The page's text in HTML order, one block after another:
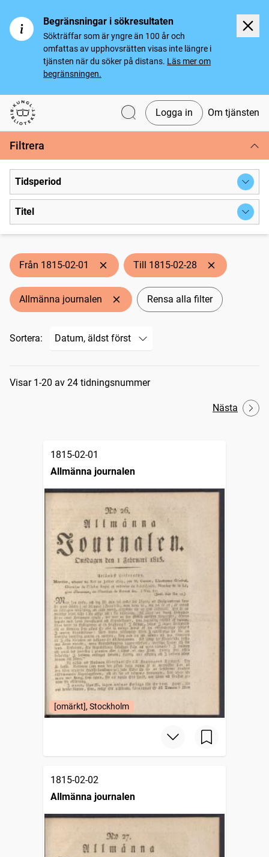
Begränsningar i sökresultaten
Sökträffar som är yngre än 100 år och
omfattas av upphovsrätten visas inte längre i
tjänsten när du söker på distans. Läs mer om
begränsningen.
Svenska tidningar
Logga in Om tjänsten
Filtrera
Tidsperiod
Titel
Från 1815-02-01 Till 1815-02-28
Allmänna journalen Rensa alla filter
Sortera:
Sökresultat
Visar 1-20 av 24 tidningsnummer
Nästa
1815-02-01
Allmänna journalen
[omärkt], Stockholm
1815-02-02
Allmänna journalen